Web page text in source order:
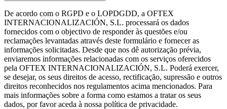
De acordo com o RGPD e o LOPDGDD, a OFTEX
INTERNACIONALIZACIÓN, S.L. processará os dados
fornecidos com o objectivo de responder às questões e/ou
reclamações levantadas através deste formulário e fornecer as
informações solicitadas. Desde que nos dê autorização prévia,
enviaremos informações relacionadas com os serviços oferecidos
pela OFTEX INTERNACIONALIZACIÓN, S.L. Poderá exercer,
se desejar, os seus direitos de acesso, rectificação, supressão e outros
direitos reconhecidos nos regulamentos acima mencionados. Para
mais informações sobre a forma como estamos a tratar os seus
dados, por favor aceda à nossa política de privacidade.